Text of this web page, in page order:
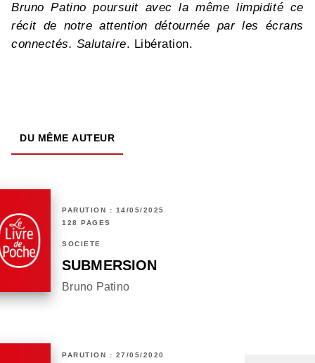
Bruno Patino poursuit avec la même limpidité ce
récit de notre attention détournée par les écrans
connectés. Salutaire. Libération.
DU MÊME AUTEUR
PARUTION : 14/05/2025
128 PAGES
SOCIÉTÉ
SUBMERSION
Bruno Patino
PARUTION : 27/05/2020